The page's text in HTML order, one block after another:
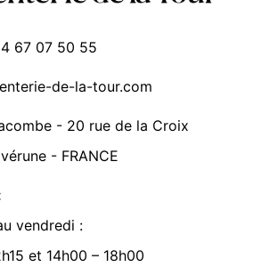
67 07 50 55
de-la-tour.com
- 20 rue de la Croix
- FRANCE
vendredi :
et 14h00 – 18h00